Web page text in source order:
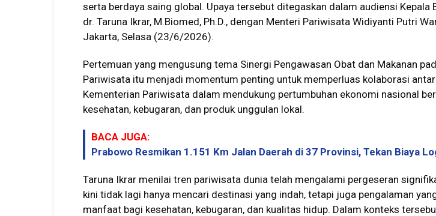
serta berdaya saing global. Upaya tersebut ditegaskan dalam audiensi Kepala
dr. Taruna Ikrar, M.Biomed, Ph.D., dengan Menteri Pariwisata Widiyanti Putri
Jakarta, Selasa (23/6/2026).
Pertemuan yang mengusung tema Sinergi Pengawasan Obat dan Makanan
Pariwisata itu menjadi momentum penting untuk memperluas kolaborasi
Kementerian Pariwisata dalam mendukung pertumbuhan ekonomi nasional
kesehatan, kebugaran, dan produk unggulan lokal.
BACA JUGA:
Prabowo Resmikan 1.151 Km Jalan Daerah di 37 Provinsi, Tekan Biaya
Taruna Ikrar menilai tren pariwisata dunia telah mengalami pergeseran
kini tidak lagi hanya mencari destinasi yang indah, tetapi juga pengalaman
manfaat bagi kesehatan, kebugaran, dan kualitas hidup. Dalam konteks